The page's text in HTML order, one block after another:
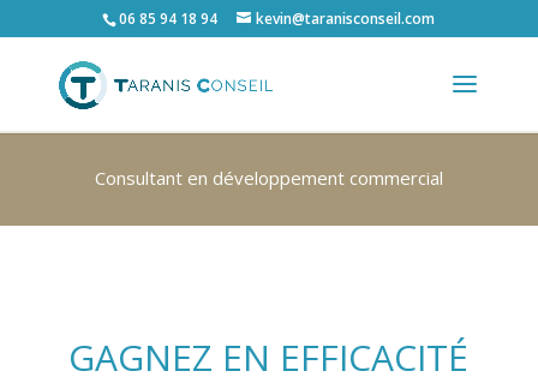
06 85 94 18 94 kevin@taranisconseil.com
Consultant en développement commercial
GAGNEZ EN EFFICACITÉ